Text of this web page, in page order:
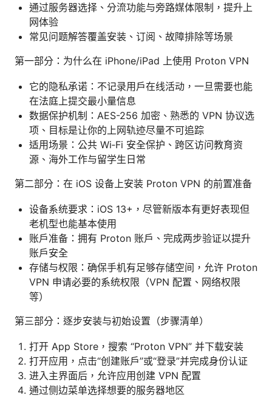
通过服务器选择、分流功能与旁路媒体限制，提升上
网体验
常见问题解答覆盖安装、订阅、故障排除等场景
第一部分：为什么在 iPhone/iPad 上使用 Proton VPN
它的隐私承诺：不记录用户在线活动，一旦需要也能
在法庭上提交最小量信息
数据保护机制：AES-256 加密、熟悉的 VPN 协议选
项、目标是让你的上网轨迹尽量不可追踪
适用场景：公共 Wi‑Fi 安全保护、跨区访问教育资
源、海外工作与留学生日常
第二部分：在 iOS 设备上安装 Proton VPN 的前置准备
设备系统要求：iOS 13+，尽管新版本有更好表现但
老机型也能基本使用
账户准备：拥有 Proton 账户、完成两步验证以提升
账户安全
存储与权限：确保手机有足够存储空间，允许 Proton
VPN 申请必要的系统权限（VPN 配置、网络权限
等）
第三部分：逐步安装与初始设置（步骤清单）
打开 App Store，搜索 “Proton VPN” 并下载安装
打开应用，点击“创建账户”或“登录”并完成身份认证
进入主界面后，允许应用创建 VPN 配置
通过侧边菜单选择想要的服务器地区